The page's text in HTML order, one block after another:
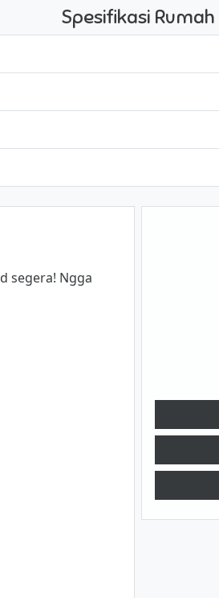
Spesifikasi Rumah
segera! Ngga